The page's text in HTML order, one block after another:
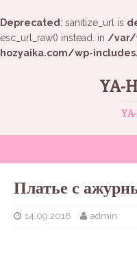
Deprecated : sanitize_url is
esc_url_raw() instead. in /var/
hozyaika.com/wp-
YA-
Платье с
14.09.2018 admin